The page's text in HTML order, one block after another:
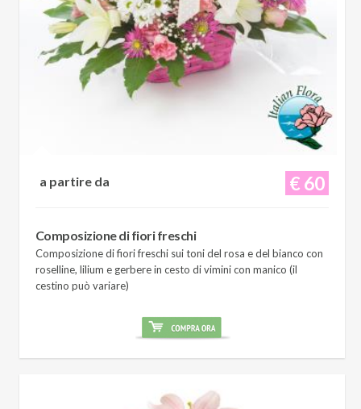
€ 60
a partire da
Composizione di fiori freschi
Composizione di fiori freschi sui toni del rosa e del bianco con
roselline, lilium e gerbere in cesto di vimini con manico (il
cestino può variare)